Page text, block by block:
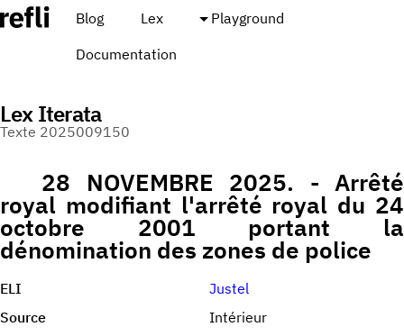
Blog Lex
Playground
Documentation
Lex Iterata
Texte 2025009150
28 NOVEMBRE 2025. - Arrêté
royal modifiant l'arrêté royal du 24
octobre 2001 portant la
dénomination des zones de police
ELI
Justel
Source
Intérieur